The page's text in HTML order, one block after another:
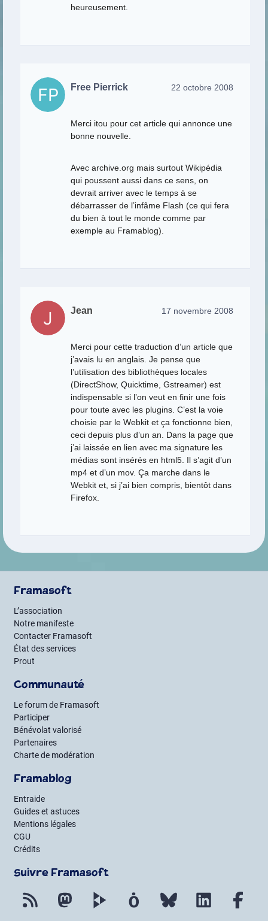
heureusement.
Free Pierrick 22 octobre 2008
Merci itou pour cet article qui annonce une
bonne nouvelle.
Avec archive.org mais surtout Wikipédia
qui poussent aussi dans ce sens, on
devrait arriver avec le temps à se
débarrasser de l’infâme Flash (ce qui fera
du bien à tout le monde comme par
exemple au Framablog).
Jean 17 novembre 2008
Merci pour cette traduction d’un article que
j’avais lu en anglais. Je pense que
l’utilisation des bibliothèques locales
(DirectShow, Quicktime, Gstreamer) est
indispensable si l’on veut en finir une fois
pour toute avec les plugins. C’est la voie
choisie par le Webkit et ça fonctionne bien,
ceci depuis plus d’un an. Dans la page que
j’ai laissée en lien avec ma signature les
médias sont insérés en html5. Il s’agit d’un
mp4 et d’un mov. Ça marche dans le
Webkit et, si j’ai bien compris, bientôt dans
Firefox.
Framasoft
L’association
Notre manifeste
Contacter Framasoft
État des services
Prout
Communauté
Le forum de Framasoft
Participer
Bénévolat valorisé
Partenaires
Charte de modération
Framablog
Entraide
Guides et astuces
Mentions légales
CGU
Crédits
Suivre Framasoft
Flux RSS Mastodon PeerTube Mobilizon Bluesky LinkedIn